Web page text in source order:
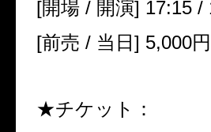
[開場 / 開演] 17:15 /
[前売 / 当日 ] 5,000円
★チケット：